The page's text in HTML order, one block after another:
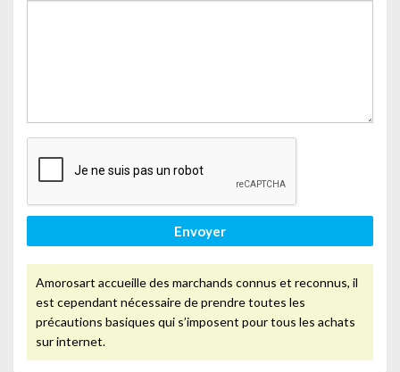
Envoyer
Amorosart accueille des marchands connus et reconnus, il
est cependant nécessaire de prendre toutes les
précautions basiques qui s’imposent pour tous les achats
sur internet.